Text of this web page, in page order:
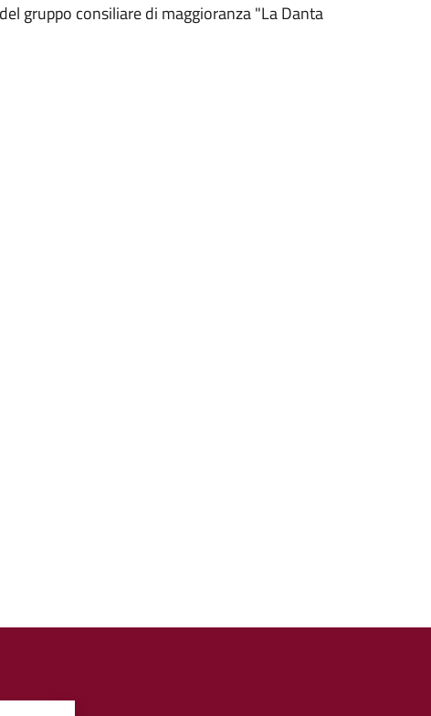
gruppo consiliare di maggioranza "La Danta